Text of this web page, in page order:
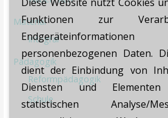
Material
Integral
Pädagogik
Reformpädagogik
Schule
Funktionen zur
personenbezogenen Daten.
dient der Einbindung von
Diensten und
statistischen Analyse/